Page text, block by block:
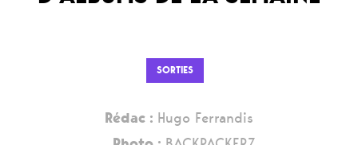
SORTIES
Rédac : Hugo Ferrandis